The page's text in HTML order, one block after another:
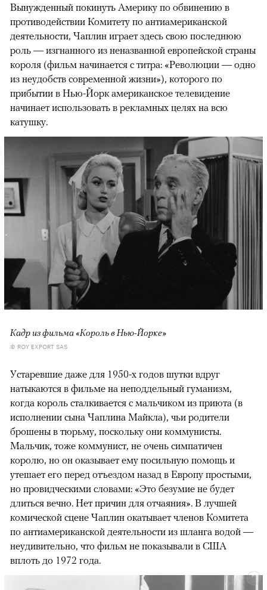
Вынужденный покинуть Америку по обвинению в
противодействии Комитету по антиамериканской
деятельности, Чаплин играет здесь свою последнюю
роль — изгнанного из неназванной европейской страны
короля (фильм начинается с титра: «Революции — одно
из неудобств современной жизни»), которого по
прибытии в Нью-Йорк американское телевидение
начинает использовать в рекламных целях на всю
катушку.
Кадр из фильма «Король в Нью-Йорке»
© ROY EXPORT SAS
Устаревшие даже для 1950-х годов шутки вдруг
натыкаются в фильме на неподдельный гуманизм,
когда король сталкивается с мальчиком из приюта (в
исполнении сына Чаплина Майкла), чьи родители
брошены в тюрьму, поскольку они коммунисты.
Мальчик, тоже коммунист, не очень симпатичен
королю, но он оказывает ему посильную помощь и
утешает его перед отъездом назад в Европу простыми,
но провидческими словами: «Это безумие не будет
длиться вечно. Нет причин для отчаяния». В лучшей
комической сцене Чаплин окатывает членов Комитета
по антиамериканской деятельности из шланга водой —
неудивительно, что фильм не показывали в США
вплоть до 1972 года.